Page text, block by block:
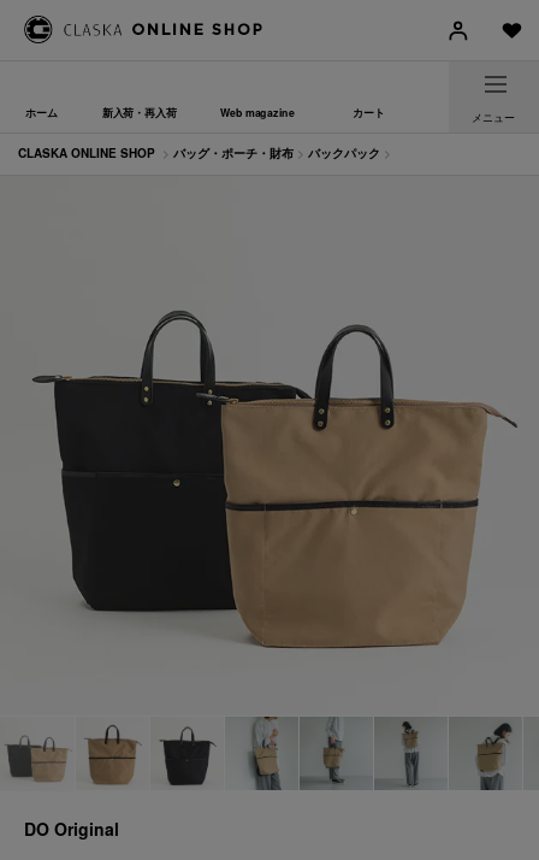
ホーム 新入荷・再入荷 Web magazine カート メニュー
CLASKA ONLINE SHOP > バッグ・ポーチ・財布 > バックパック >
DO Original